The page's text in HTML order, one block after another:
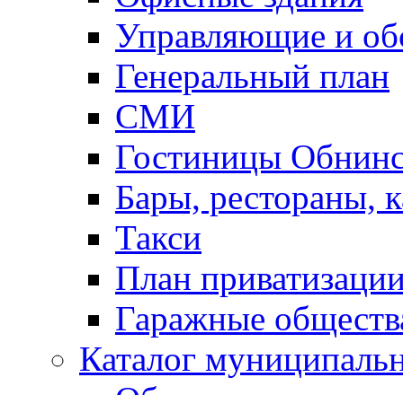
Управляющие и
Генеральный план
СМИ
Гостиницы
Бары, рестораны,
Такси
План
Гаражные
Каталог